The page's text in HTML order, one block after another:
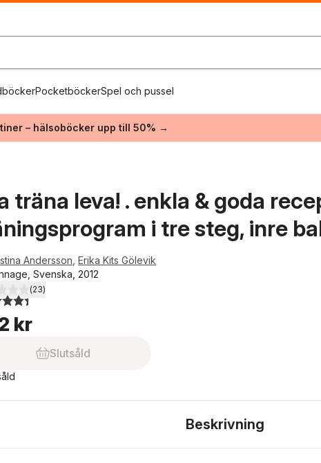
PocketböckerSpel och pussel
– hälsoböcker upp till 50% →
träna leva! . enkla & goda
i tre steg, inre
Andersson Erika Kits Gölevik
Svenska, 2012
5 stjärnor. Totalt antal röster:
(23)
kr
Slutsåld
Beskrivning